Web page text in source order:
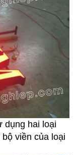
dụng hai loại
viền của loại